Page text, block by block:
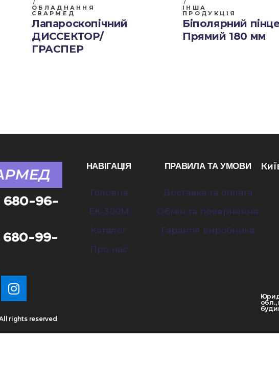
ОБЛАДНАННЯ
СВАРМЕД
Лапароскопічний
ДИССЕКТОР/
ГРАСПЕР
ІНША
ПРОДУКЦІЯ
Біполярний
Прямий 180 мм
680-96-
680-99-
rights reserved
НАВІГАЦІЯ
Головна
ЕК-300M
Каталог
Про нас
ПРАВИЛА ТА УМОВИ
Доставка та оплата
Обмін та повернення
Гарантія виробника
обл.,